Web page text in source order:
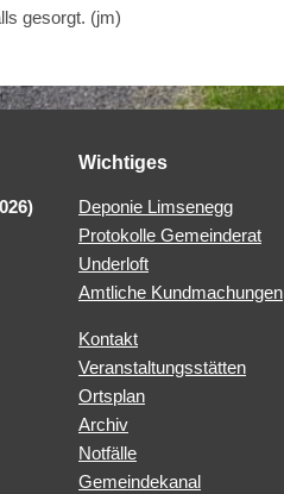
gesorgt. (jm)
Wichtiges
Deponie Limsenegg
Protokolle Gemeinderat
Underloft
Amtliche Kundmachungen
Kontakt
Veranstaltungsstätten
Ortsplan
Archiv
Notfälle
Gemeindekanal